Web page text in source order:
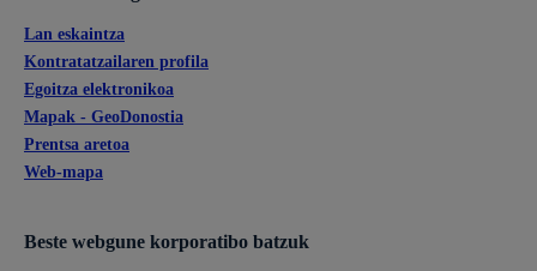
Lan eskaintza
Kontratatzailaren profila
Egoitza elektronikoa
Mapak - GeoDonostia
Prentsa aretoa
Web-mapa
Beste webgune korporatibo batzuk